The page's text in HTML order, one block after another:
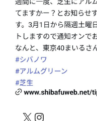
X Instagram